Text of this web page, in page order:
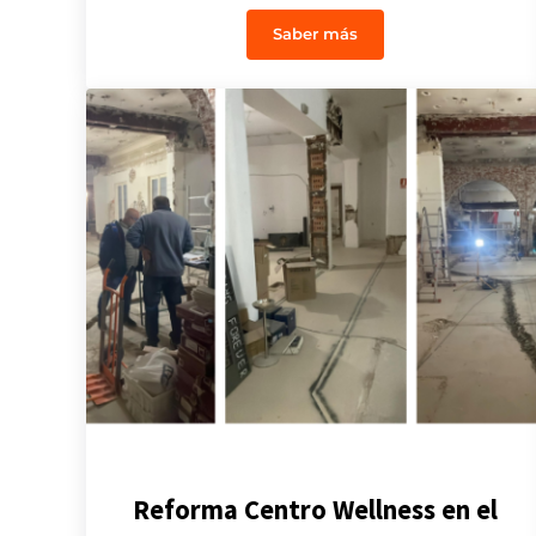
Saber másReforma comunidad de
Reforma Centro Wellness en el